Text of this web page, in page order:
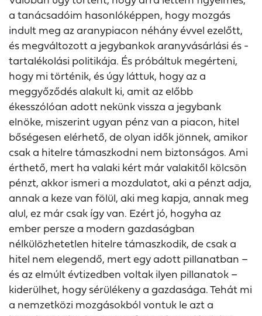
a tanácsadóim hasonlóképpen, hogy mozgás
indult meg az aranypiacon néhány évvel ezelőtt,
és megváltozott a jegybankok aranyvásárlási és -
tartalékolási politikája. És próbáltuk megérteni,
hogy mi történik, és úgy láttuk, hogy az a
meggyőződés alakult ki, amit az előbb
ékesszólóan adott nekünk vissza a jegybank
elnöke, miszerint ugyan pénz van a piacon, hitel
bőségesen elérhető, de olyan idők jönnek, amikor
csak a hitelre támaszkodni nem biztonságos. Ami
érthető, mert ha valaki kért már valakitől kölcsön
pénzt, akkor ismeri a mozdulatot, aki a pénzt adja,
annak a keze van fölül, aki meg kapja, annak meg
alul, ez már csak így van. Ezért jó, hogyha az
ember persze a modern gazdaságban
nélkülözhetetlen hitelre támaszkodik, de csak a
hitel nem elegendő, mert egy adott pillanatban –
és az elmúlt évtizedben voltak ilyen pillanatok –
kiderülhet, hogy sérülékeny a gazdasága. Tehát mi
a nemzetközi mozgásokból vontuk le azt a